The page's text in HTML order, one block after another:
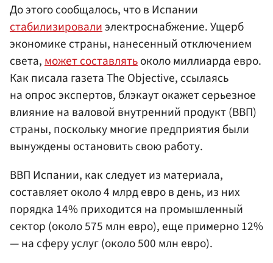
До этого сообщалось, что в Испании
стабилизировалиэлектроснабжение. Ущерб
экономике страны, нанесенный отключением
света, может составлятьоколо миллиарда евро.
Как писала газета The Objective, ссылаясь
на опрос экспертов, блэкаут окажет серьезное
влияние на валовой внутренний продукт (ВВП)
страны, поскольку многие предприятия были
вынуждены остановить свою работу.
ВВП Испании, как следует из материала,
составляет около 4 млрд евро в день, из них
порядка 14% приходится на промышленный
сектор (около 575 млн евро), еще примерно 12%
— на сферу услуг (около 500 млн евро).